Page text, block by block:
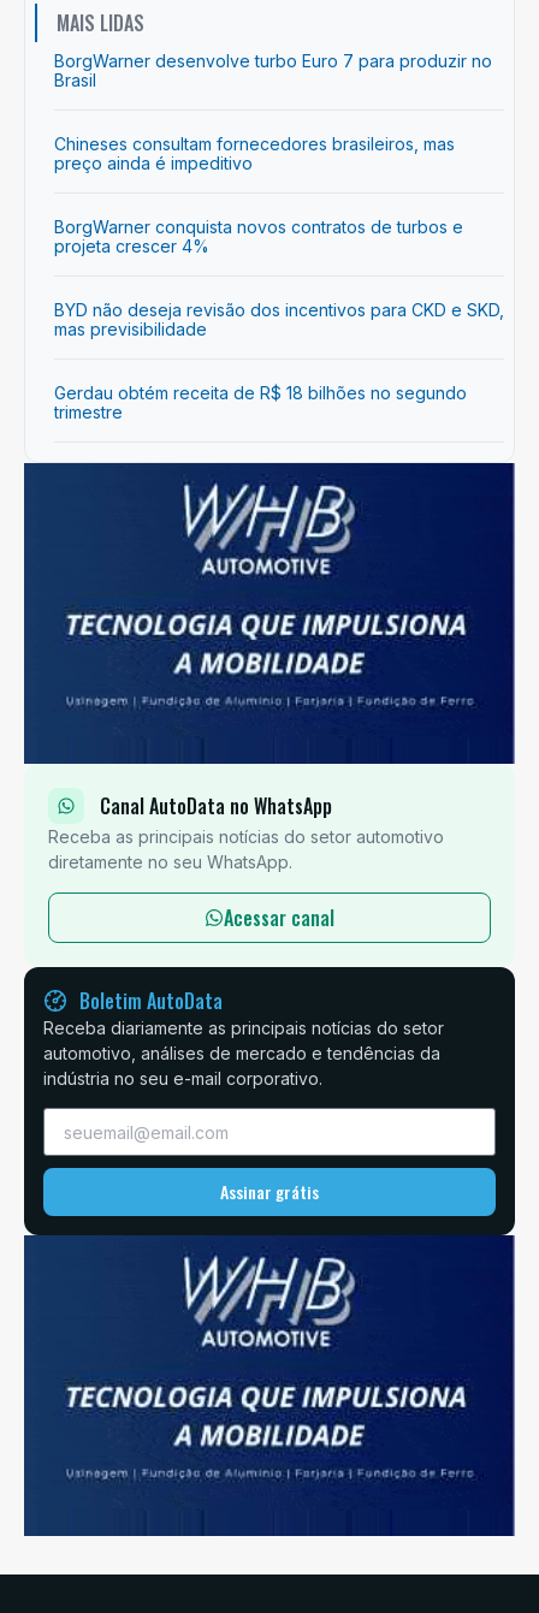
MAIS LIDAS
BorgWarner desenvolve turbo Euro 7 para produzir no
Brasil
Chineses consultam fornecedores brasileiros, mas
preço ainda é impeditivo
BorgWarner conquista novos contratos de turbos e
projeta crescer 4%
BYD não deseja revisão dos incentivos para CKD e SKD,
mas previsibilidade
Gerdau obtém receita de R$ 18 bilhões no segundo
trimestre
Canal AutoData no WhatsApp
Receba as principais notícias do setor automotivo
diretamente no seu WhatsApp.
Acessar canal
Boletim AutoData
Receba diariamente as principais notícias do setor
automotivo, análises de mercado e tendências da
indústria no seu e-mail corporativo.
Assinar grátis